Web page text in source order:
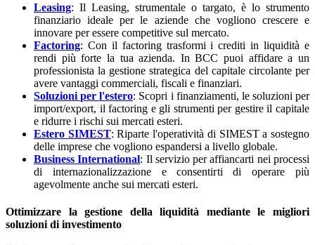
Leasing: Il Leasing, strumentale o targato, è lo strumento
finanziario ideale per le aziende che vogliono crescere e
innovare per essere competitive sul mercato.
Factoring: Con il factoring trasformi i crediti in liquidità e
rendi più forte la tua azienda. In BCC puoi affidare a un
professionista la gestione strategica del capitale circolante per
avere vantaggi commerciali, fiscali e finanziari.
Soluzioni per l'estero: Scopri i finanziamenti, le soluzioni per
import/export, il factoring e gli strumenti per gestire il capitale
e ridurre i rischi sui mercati esteri.
Estero SIMEST: Riparte l'operatività di SIMEST a sostegno
delle imprese che vogliono espandersi a livello globale.
Business International: Il servizio per affiancarti nei processi
di internazionalizzazione e consentirti di operare più
agevolmente anche sui mercati esteri.
Ottimizzare la gestione della liquidità mediante le migliori
soluzioni di investimento